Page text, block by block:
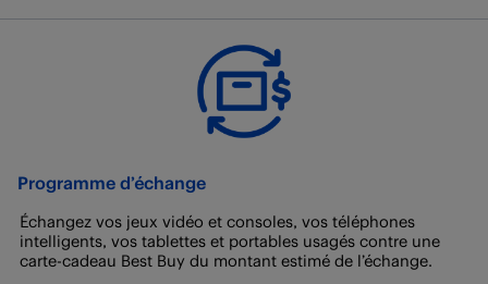
Programme d’échange
Échangez vos jeux vidéo et consoles, vos téléphones
intelligents, vos tablettes et portables usagés contre une
carte-cadeau Best Buy du montant estimé de l’échange.